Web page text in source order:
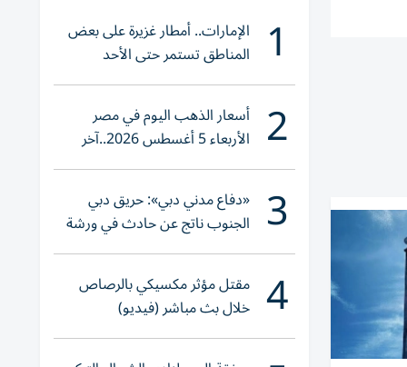
1 الإمارات.. أمطار غزيرة على بعض
المناطق تستمر حتى الأحد
2 أسعار الذهب اليوم في مصر
الأربعاء 5 أغسطس 2026..آخر
تحديث لعيار 21
3 «دفاع مدني دبي»: حريق دبي
الجنوب ناتج عن حادث في ورشة
ولا إصابات
4 مقتل مؤثر مكسيكي بالرصاص
خلال بث مباشر (فيديو)